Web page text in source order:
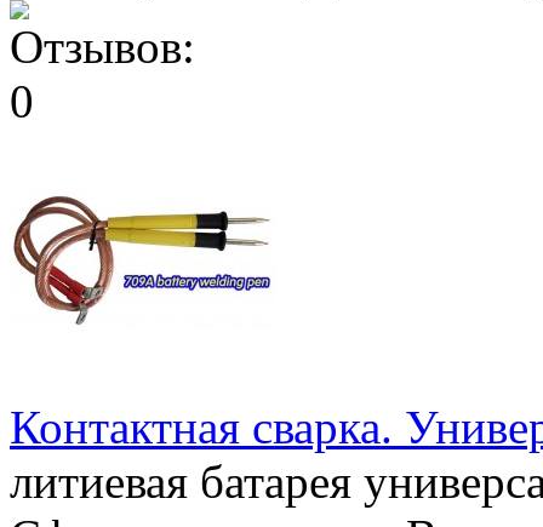
Контактная сварка.
литиевая батарея